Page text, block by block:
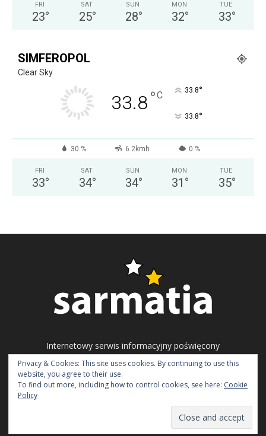
FRI
23°
SAT
25°
SUN
28°
MON
32°
TUE
33°
SIMFEROPOL
Clear Sky
33.8°C 33.8°
33.8°
30 % 6.2kmh 0 %
FRI
33°
SAT
34°
SUN
34°
MON
31 °
TUE
35°
Internetowy serwis informacyjny poświęcony
problematyce ukraińskiego społeczeństwa
obywatelskiego, polityki i gospodarki.
Privacy & Cookies: This site uses cookies. By continuing to use this
website, you agree to their use.
To find out more, including how to control cookies, see here: Cookie
Policy